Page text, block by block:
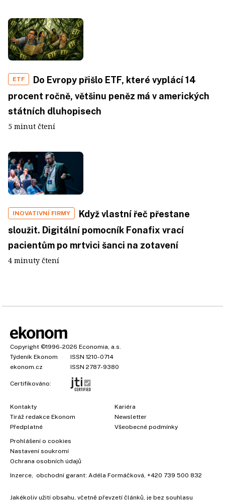
ETF
Do Evropy přišlo ETF, které vyplácí 14
procent ročně, většinu peněz má v amerických
státních dluhopisech
5 minut čtení
INOVATIVNÍ FIRMY
Když vlastní řeč přestane
sloužit. Digitální pomocník Fonafix vrací
pacientům po mrtvici šanci na zotavení
4 minuty čtení
Copyright ©1996-2026 Economia, a.s.
Týdeník Ekonom
ISSN 1210-0714
ekonom.cz
ISSN 2787-9380
Certifikováno:
Kontakty
Tiráž redakce Ekonom
Předplatné
Kariéra
Newsletter
Všeobecné podmínky
Prohlášení o cookies
Nastavení soukromí
Ochrana osobních údajů
Inzerce , obchodní garant: Adéla Formáčková +420 739 500 832
Jakékoliv užití obsahu, včetně převzetí článků, je bez souhlasu